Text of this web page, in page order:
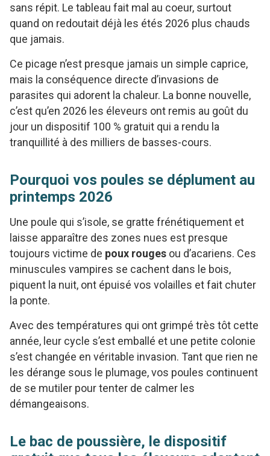
sans répit. Le tableau fait mal au coeur, surtout
quand on redoutait déjà les étés 2026 plus chauds
que jamais.
Ce picage n’est presque jamais un simple caprice,
mais la conséquence directe d’invasions de
parasites qui adorent la chaleur. La bonne nouvelle,
c’est qu’en 2026 les éleveurs ont remis au goût du
jour un dispositif 100 % gratuit qui a rendu la
tranquillité à des milliers de basses-cours.
Pourquoi vos poules se déplument au
printemps 2026
Une poule qui s’isole, se gratte frénétiquement et
laisse apparaître des zones nues est presque
toujours victime de poux rouges ou d’acariens. Ces
minuscules vampires se cachent dans le bois,
piquent la nuit, ont épuisé vos volailles et fait chuter
la ponte.
Avec des températures qui ont grimpé très tôt cette
année, leur cycle s’est emballé et une petite colonie
s’est changée en véritable invasion. Tant que rien ne
les dérange sous le plumage, vos poules continuent
de se mutiler pour tenter de calmer les
démangeaisons.
Le bac de poussière, le dispositif